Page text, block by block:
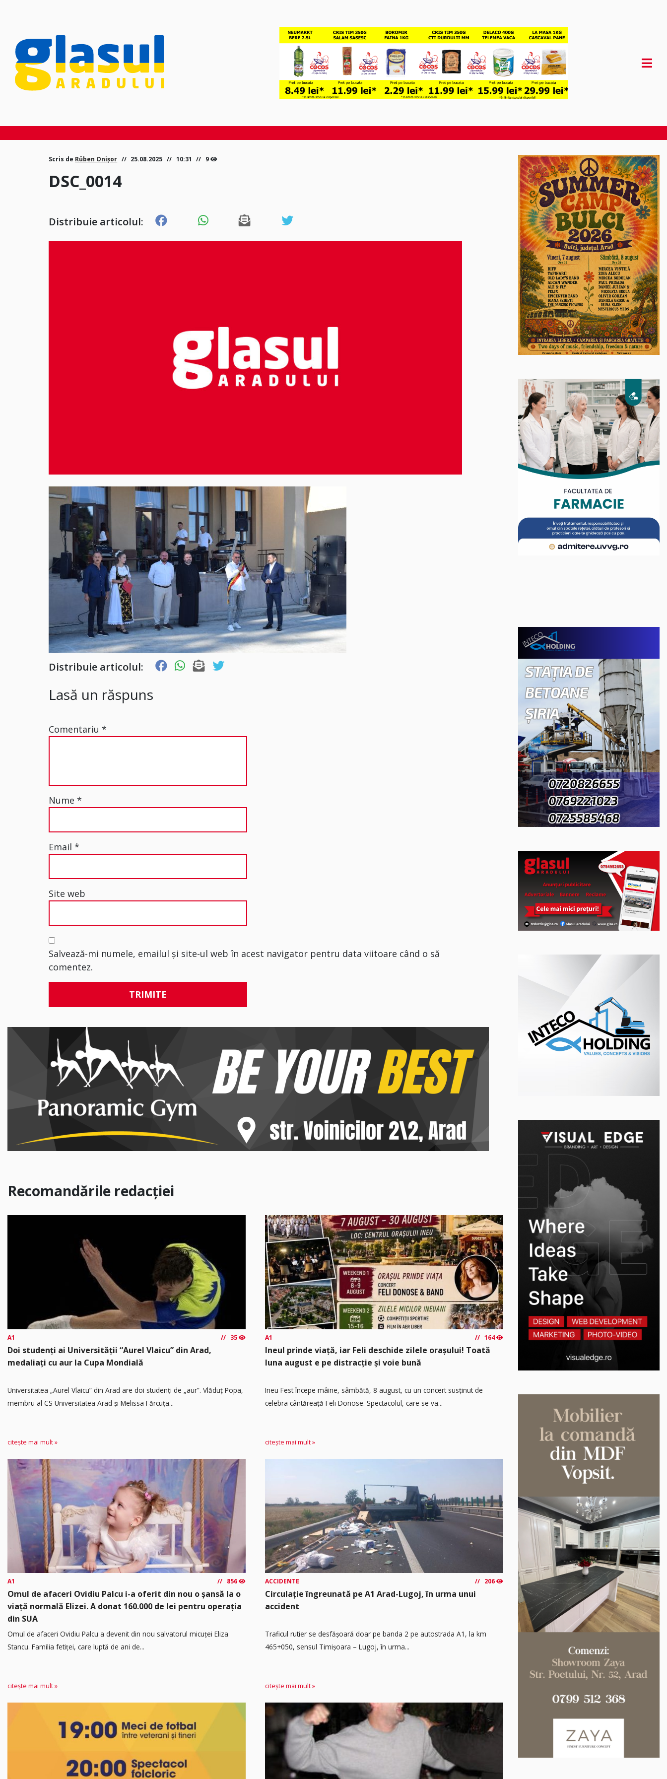
Scris de Rüben Onișor 25.08.2025 10:31 9
DSC_0014
Distribuie articolul:
Distribuie articolul:
Lasă un răspuns
Comentariu*
Nume*
Email*
Site web
Salvează-mi numele, emailul și site-ul web în acest navigator pentru data viitoare când o să
comentez.
Recomandările redacției
A1 35
Doi studenți ai Universității “Aurel Vlaicu” din Arad,
medaliați cu aur la Cupa Mondială
Universitatea „Aurel Vlaicu” din Arad are doi studenți de „aur”. Vlăduț Popa,
membru al CS Universitatea Arad și Melissa Fărcuța...
citește mai mult »
A1 164
Ineul prinde viață, iar Feli deschide zilele orașului! Toată
luna august e pe distracție și voie bună
Ineu Fest începe mâine, sâmbătă, 8 august, cu un concert susținut de
celebra cântăreață Feli Donose. Spectacolul, care se va...
citește mai mult »
A1 856
Omul de afaceri Ovidiu Palcu i-a oferit din nou o șansă la o
viață normală Elizei. A donat 160.000 de lei pentru operația
din SUA
Omul de afaceri Ovidiu Palcu a devenit din nou salvatorul micuței Eliza
Stancu. Familia fetiței, care luptă de ani de...
citește mai mult »
ACCIDENTE 206
Circulație îngreunată pe A1 Arad-Lugoj, în urma unui
accident
Traficul rutier se desfășoară doar pe banda 2 pe autostrada A1, la km
465+050, sensul Timişoara – Lugoj, în urma...
citește mai mult »